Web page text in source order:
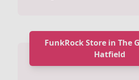
FunkRock Store in The
Hatfield